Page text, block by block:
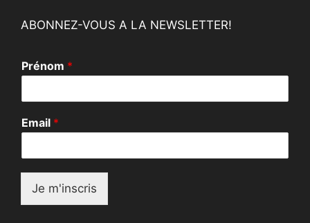
ABONNEZ-VOUS A LA NEWSLETTER!
Prénom *
E
m
i
l
Email *
Je m'inscris